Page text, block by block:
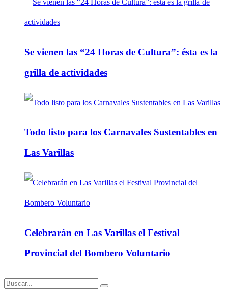
Se vienen las “24 Horas de Cultura”: ésta es la
grilla de actividades
Todo listo para los Carnavales Sustentables en
Las Varillas
Celebrarán en Las Varillas el Festival
Provincial del Bombero Voluntario